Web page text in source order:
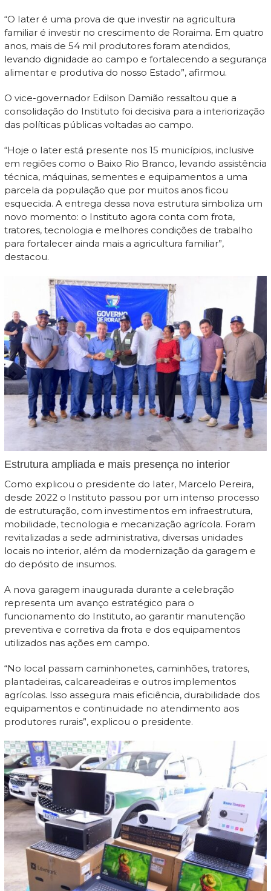
“O Iater é uma prova de que investir na agricultura
familiar é investir no crescimento de Roraima. Em quatro
anos, mais de 54 mil produtores foram atendidos,
levando dignidade ao campo e fortalecendo a segurança
alimentar e produtiva do nosso Estado”, afirmou.
O vice-governador Edilson Damião ressaltou que a
consolidação do Instituto foi decisiva para a interiorização
das políticas públicas voltadas ao campo.
“Hoje o Iater está presente nos 15 municípios, inclusive
em regiões como o Baixo Rio Branco, levando assistência
técnica, máquinas, sementes e equipamentos a uma
parcela da população que por muitos anos ficou
esquecida. A entrega dessa nova estrutura simboliza um
novo momento: o Instituto agora conta com frota,
tratores, tecnologia e melhores condições de trabalho
para fortalecer ainda mais a agricultura familiar”,
destacou.
Estrutura ampliada e mais presença no interior
Como explicou o presidente do Iater, Marcelo Pereira,
desde 2022 o Instituto passou por um intenso processo
de estruturação, com investimentos em infraestrutura,
mobilidade, tecnologia e mecanização agrícola. Foram
revitalizadas a sede administrativa, diversas unidades
locais no interior, além da modernização da garagem e
do depósito de insumos.
A nova garagem inaugurada durante a celebração
representa um avanço estratégico para o
funcionamento do Instituto, ao garantir manutenção
preventiva e corretiva da frota e dos equipamentos
utilizados nas ações em campo.
“No local passam caminhonetes, caminhões, tratores,
plantadeiras, calcareadeiras e outros implementos
agrícolas. Isso assegura mais eficiência, durabilidade dos
equipamentos e continuidade no atendimento aos
produtores rurais”, explicou o presidente.